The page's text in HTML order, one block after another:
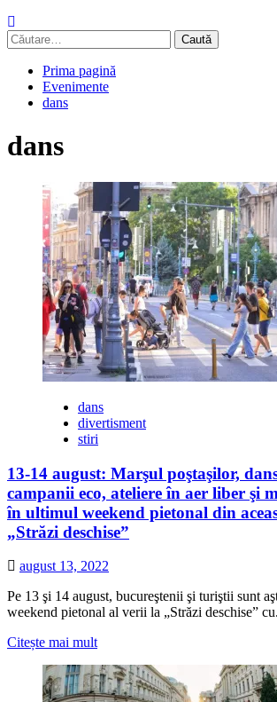
Caută
după:
Prima pagină
Evenimente
dans
dans
dans
divertisment
stiri
13-14 august: Marşul poştaşilor,
campanii eco, ateliere în aer liber şi
în ultimul weekend pietonal din
„Străzi deschise”
august 13, 2022
Pe 13 şi 14 august, bucureştenii şi turiştii sunt
weekend pietonal al verii la „Străzi deschise”
Citește mai multCitește
multe
despre